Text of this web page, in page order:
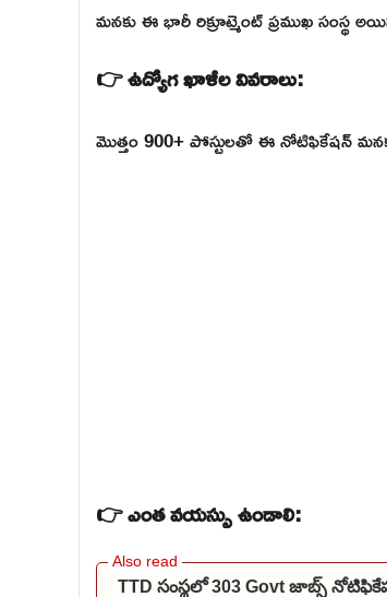
మనకు ఈ భారీ రిక్రూట్మెంట్ ప్రముఖ సంస్థ
👉 ఉద్యోగ ఖాళీల వివరాలు:
మొత్తం 900+ పోస్టులతో ఈ నోటిఫికేషన్
👉 ఎంత వయస్సు ఉండాలి:
TTD సంస్థలో 303 Govt జాబ్స్